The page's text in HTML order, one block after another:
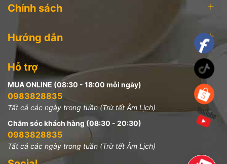
Chính sách
Hướng dẫn
Hỗ trợ
MUA ONLINE (08:30 - 18:00 mỗi ngày)
0983828835
Tất cả các ngày trong tuần (Trừ tết Âm Lịch)
Chăm sóc khách hàng (08:30 - 20:30)
0983828835
Tất cả các ngày trong tuần (Trừ tết Âm Lịch)